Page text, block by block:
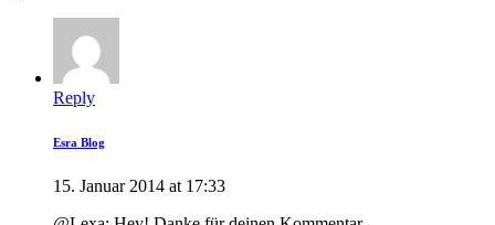
Reply
Esra Blog
15. Januar 2014 at 17:33